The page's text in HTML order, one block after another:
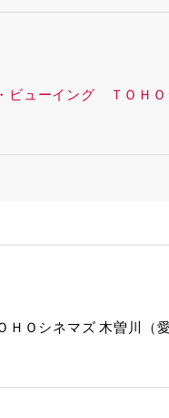
ビューイング ＴＯＨ
Ｏシネマズ 木曽川（